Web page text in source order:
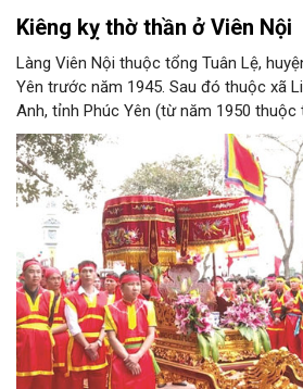
Kiêng kỵ thờ thần ở Viên Nội
Làng Viên Nội thuộc tổng Tuân Lệ,
Yên trước năm 1945. Sau đó thuộc xã
Anh, tỉnh Phúc Yên (từ năm 1950 thuộc
1961, làng được sáp nhập vào Hà Nội.
thuộc xã Vân Nội; từ ngày 1/7/2025
Nội. Viên Nội thờ hai vị thần là Đống
Hùng Vương thứ 18) cùng Diệu La
Bà Trưng.